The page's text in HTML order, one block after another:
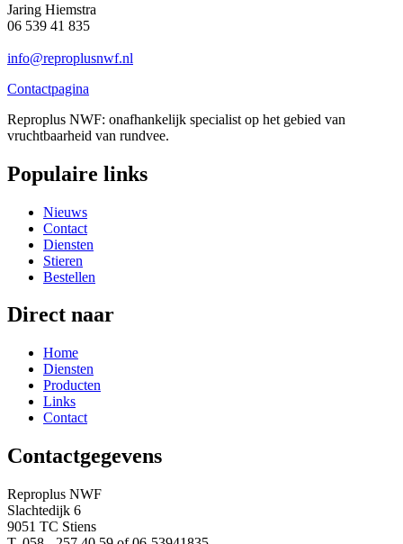
Jaring Hiemstra
06 539 41 835
info@reproplusnwf.nl
Contactpagina
Reproplus NWF: onafhankelijk specialist op het gebied van
vruchtbaarheid van rundvee.
Populaire links
Nieuws
Contact
Diensten
Stieren
Bestellen
Direct naar
Home
Diensten
Producten
Links
Contact
Contactgegevens
Reproplus NWF
Slachtedijk 6
9051 TC Stiens